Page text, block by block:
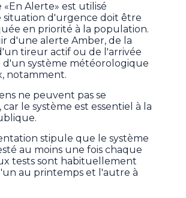
«En Alerte» est utilisé
situation d'urgence doit être
en priorité à la population.
d'une alerte Amber, de la
tireur actif ou de l'arrivée
d'un système météorologique
notamment.
ne peuvent pas se
car le système est essentiel à la
stipule que le système
au moins une fois chaque
tests sont habituellement
au printemps et l'autre à